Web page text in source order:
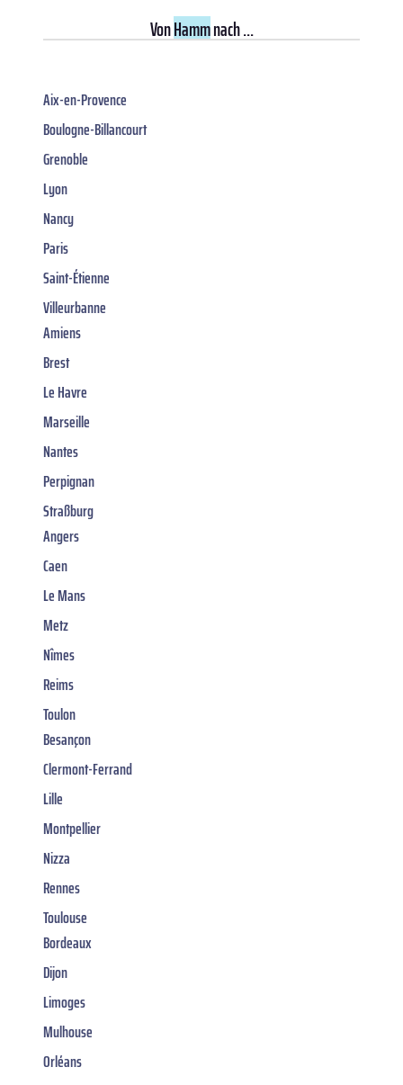
VonHammnach ...
Aix-en-Provence
Boulogne-Billancourt
Grenoble
Lyon
Nancy
Paris
Saint-Étienne
Villeurbanne
Amiens
Brest
Le Havre
Marseille
Nantes
Perpignan
Straßburg
Angers
Caen
Le Mans
Metz
Nîmes
Reims
Toulon
Besançon
Clermont-Ferrand
Lille
Montpellier
Nizza
Rennes
Toulouse
Bordeaux
Dijon
Limoges
Mulhouse
Orléans